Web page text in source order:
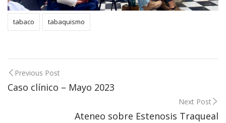
tabaco tabaquismo
Post
navigation
Previous Post
Caso clínico – Mayo 2023
Next Post
Ateneo sobre Estenosis Traqueal